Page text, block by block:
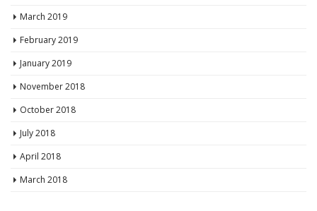
March 2019
February 2019
January 2019
November 2018
October 2018
July 2018
April 2018
March 2018